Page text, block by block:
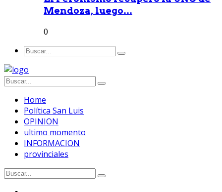
Mendoza, luego...
0
Home
Política San Luis
OPINION
ultimo momento
INFORMACION
provinciales